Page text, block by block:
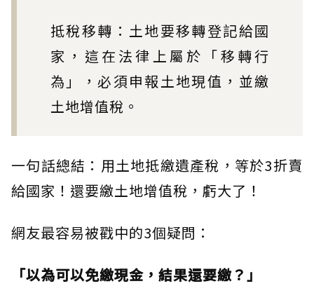
抵稅移轉：土地要移轉登記給國
家，這在法律上屬於「移轉行
為」，必須申報土地現值，並繳
土地增值稅。
一句話總結：用土地抵繳遺產稅，等於3折賣
給國家！還要繳土地增值稅，虧大了！
網友最容易被戳中的3個疑問：
「以為可以免繳現金，結果還要繳？」